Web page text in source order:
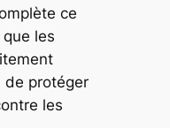
ce
les
de protéger
les